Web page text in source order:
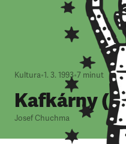
Kultura•1. 3. 1993•7 minut
Kafkárny
Josef Chuchma